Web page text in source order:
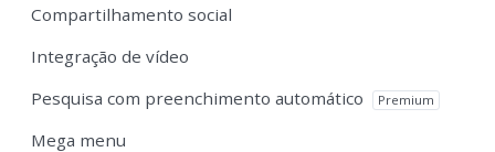
Compartilhamento social
Integração de vídeo
Pesquisa com preenchimento automático
Premium
Mega menu